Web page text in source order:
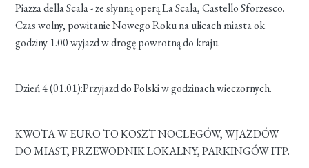
Piazza della Scala - ze słynną operą La Scala, Castello Sforzesco.
Czas wolny, powitanie Nowego Roku na ulicach miasta ok
godziny 1.00 wyjazd w drogę powrotną do kraju.
Dzień 4 (01.01):Przyjazd do Polski w godzinach wieczornych.
KWOTA W EURO TO KOSZT NOCLEGÓW, WJAZDÓW
DO MIAST, PRZEWODNIK LOKALNY, PARKINGÓW ITP.